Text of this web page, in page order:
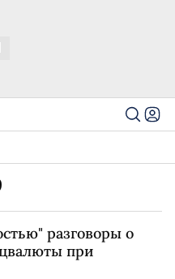
разговоры о
при